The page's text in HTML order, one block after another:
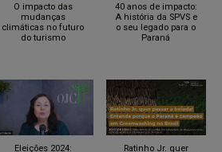
O impacto das
mudanças
climáticas no futuro
do turismo
40 anos de impacto:
A história da SPVS e
o seu legado para o
Paraná
Eleições 2024:
Ratinho Jr. quer